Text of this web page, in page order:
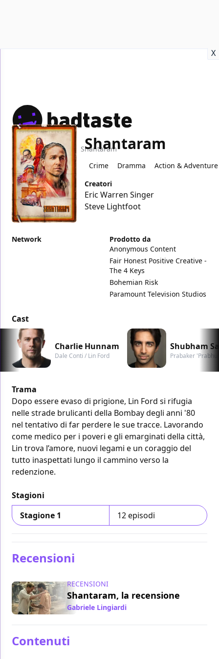
X
Home TV Shantaram
Shantaram
Crime Dramma
Action & Adventure
Creatori
Eric Warren Singer
Steve Lightfoot
Network
Prodotto da
Anonymous Content
Fair Honest Positive Creative -
The 4 Keys
Bohemian Risk
Paramount Television Studios
Cast
Charlie Hunnam
Dale Conti / Lin Ford
Shubham
Prabaker
Trama
Dopo essere evaso di prigione, Lin Ford si rifugia
nelle strade brulicanti della Bombay degli anni '80
nel tentativo di far perdere le sue tracce. Lavorando
come medico per i poveri e gli emarginati della città,
Lin trova l’amore, nuovi legami e un coraggio del
tutto inaspettati lungo il cammino verso la
redenzione.
Stagioni
Stagione 1
12 episodi
Recensioni
RECENSIONI
Shantaram, la recensione
Gabriele Lingiardi
Contenuti